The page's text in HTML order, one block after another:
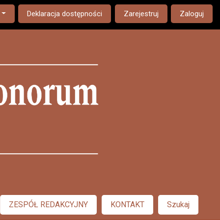
The current language is:
Deklaracja dostępności Zarejestruj Zaloguj
ZESPÓŁ REDAKCYJNY KONTAKT Szukaj